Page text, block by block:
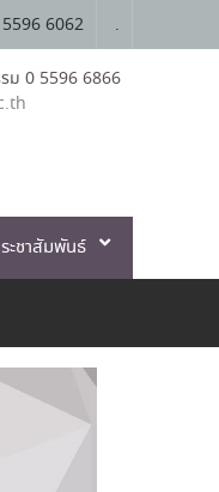
6062 .
ม 0 5596 6866
ะชาสัมพันธ์